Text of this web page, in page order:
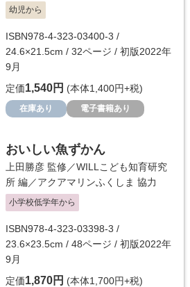
幼児から
ISBN978-4-323-03400-3 /
24.6×21.5cm / 32ページ / 初版2022年
9月
定価1,540円 (本体1,400円+税)
在庫あり 電子書籍あり
おいしい魚ずかん
上田勝彦 監修／WILLこども知育研究
所 編／アクアマリンふくしま 協力
小学校低学年から
ISBN978-4-323-03398-3 /
23.6×23.5cm / 48ページ / 初版2022年
9月
定価1,870円 (本体1,700円+税)